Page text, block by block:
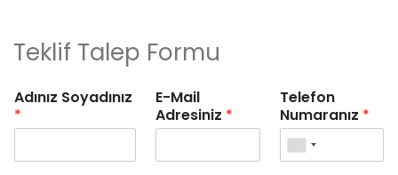
Teklif Talep Formu
Adınız Soyadınız
*
E-Mail
Adresiniz *
Telefon
Numaranız *